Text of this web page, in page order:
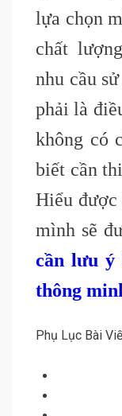
lựa chọn
chất
nhu cầu
phải là
không có
biết cần
Hiểu được
mình sẽ
cần lưu ý
thông
Phụ Lục Bài